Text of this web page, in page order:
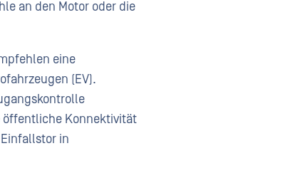
an den Motor oder die
eine
(EV).
öffentliche Konnektivität
in